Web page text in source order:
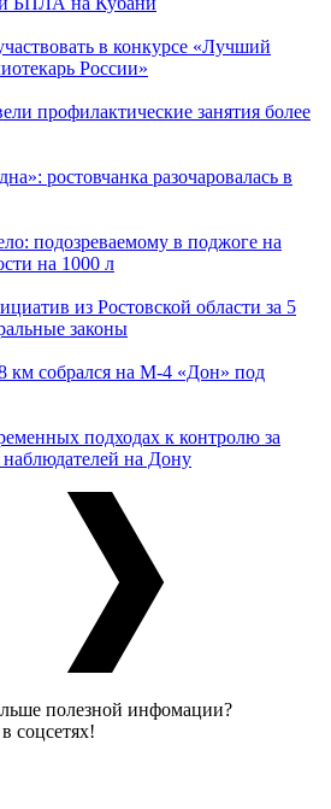
в конкурсе «Лучший
России»
профилактические занятия более
ростовчанка разочаровалась в
подозреваемому в поджоге на
на 1000 л
из Ростовской области за 5
законы
км собрался на М-4 «Дон» под
подходах к контролю за
на Дону
полезной инфомации?
соцсетях!